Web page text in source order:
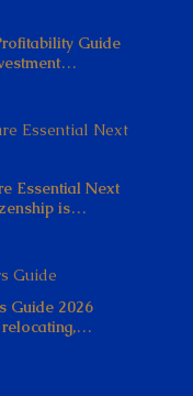
Guide
Essential Next
Essential Next
is…
Guide
Guide 2026
relocating,…